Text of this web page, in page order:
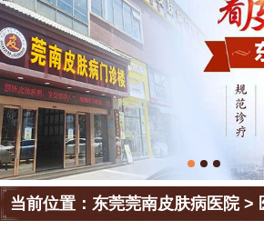
当前位置：东莞莞南皮肤病医院>